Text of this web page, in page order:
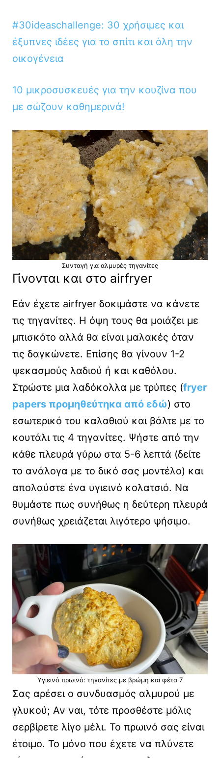
#30ideaschallenge: 30 χρήσιμες και
έξυπνες ιδέες για το σπίτι και όλη την
οικογένεια
10 μικροσυσκευές για την κουζίνα που
με σώζουν καθημερινά!
Συνταγή για αλμυρές τηγανίτες
Γίνονται και στο airfryer
Εάν έχετε airfryer δοκιμάστε να κάνετε
τις τηγανίτες. Η όψη τους θα μοιάζει με
μπισκότο αλλά θα είναι μαλακές όταν
τις δαγκώνετε. Επίσης θα γίνουν 1-2
ψεκασμούς λαδιού ή και καθόλου.
Στρώστε μια λαδόκολλα με τρύπες (fryer
papers προμηθεύτηκα από εδώ) στο
εσωτερικό του καλαθιού και βάλτε με το
κουτάλι τις 4 τηγανίτες. Ψήστε από την
κάθε πλευρά γύρω στα 5-6 λεπτά (δείτε
το ανάλογα με το δικό σας μοντέλο) και
απολαύστε ένα υγιεινό κολατσιό. Να
θυμάστε πως συνήθως η δεύτερη πλευρά
συνήθως χρειάζεται λιγότερο ψήσιμο.
Υγιεινό πρωινό: τηγανίτες με βρώμη και φέτα 7
Σας αρέσει ο συνδυασμός αλμυρού με
γλυκού; Αν ναι, τότε προσθέστε μόλις
σερβίρετε λίγο μέλι. Το πρωινό σας είναι
έτοιμο. Το μόνο που έχετε να πλύνετε